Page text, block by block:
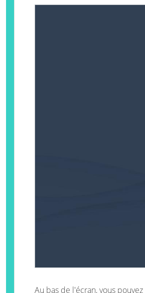
Au bas de l'écran, vous